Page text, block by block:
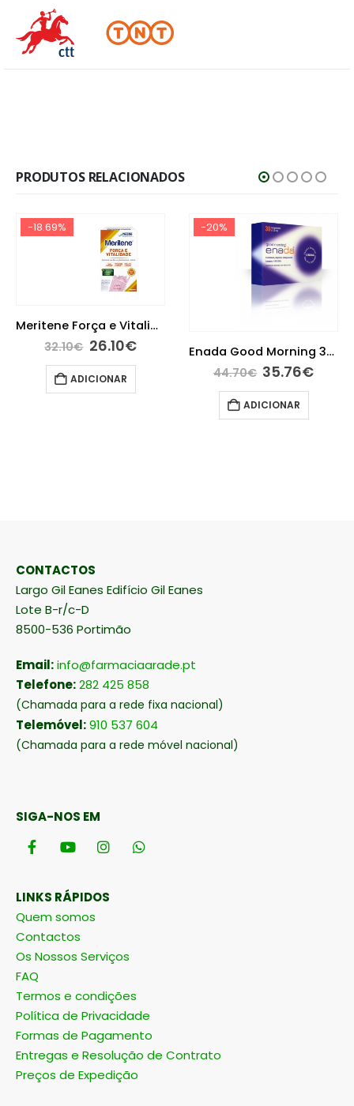
PRODUTOS RELACIONADOS
-18.69%
Meritene Força e Vitalidade Sabor Morango 15 Carteiras em Pó
32.10€ 26.10€
ADICIONAR
-20%
Enada Good Morning 30 comprimidos orodispersíveis
44.70€ 35.76€
ADICIONAR
CONTACTOS
Largo Gil Eanes Edifício Gil Eanes
Lote B-r/c-D
8500-536 Portimão
Email:info@farmaciaarade.pt
Telefone:282 425 858
(Chamada para a rede fixa nacional)
Telemóvel:910 537 604
(Chamada para a rede móvel nacional)
SIGA-NOS EM
LINKS RÁPIDOS
Quem somos
Contactos
Os Nossos Serviços
FAQ
Termos e condições
Política de Privacidade
Formas de Pagamento
Entregas e Resolução de Contrato
Preços de Expedição